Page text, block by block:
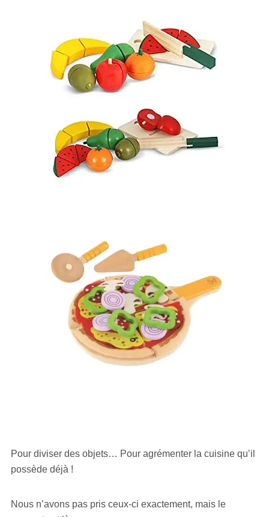
Pour diviser des objets… Pour agrémenter la cuisine qu’il
possède déjà !
Nous n’avons pas pris ceux-ci exactement, mais le